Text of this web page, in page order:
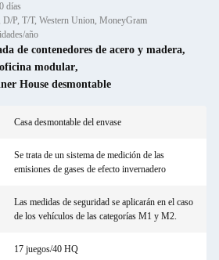
días
P, T/T, Western Union, MoneyGram
año
de contenedores de acero y madera,
oficina modular,
House desmontable
Casa desmontable del envase
Se trata de un sistema de medición de las
emisiones de gases de efecto invernadero
Las medidas de seguridad se aplicarán en el caso
de los vehículos de las categorías M1 y M2.
17 juegos/40 HQ